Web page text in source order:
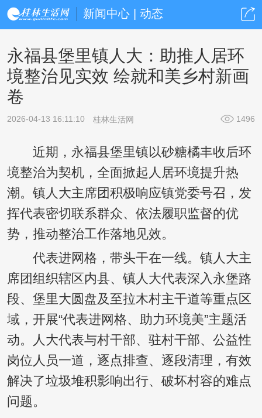
新闻中心 | 动态
永福县堡里镇人大：助推人居环
境整治见实效 绘就和美乡村新画
卷
2026-04-13 16:11:10 桂林生活网 1496
近期，永福县堡里镇以砂糖橘丰收后环
境整治为契机，全面掀起人居环境提升热
潮。镇人大主席团积极响应镇党委号召，发
挥代表密切联系群众、依法履职监督的优
势，推动整治工作落地见效。
代表进网格，带头干在一线。镇人大主
席团组织辖区内县、镇人大代表深入永堡路
段、堡里大圆盘及至拉木村主干道等重点区
域，开展“代表进网格、助力环境美”主题活
动。人大代表与村干部、驻村干部、公益性
岗位人员一道，逐点排查、逐段清理，有效
解决了垃圾堆积影响出行、破坏村容的难点
问题。